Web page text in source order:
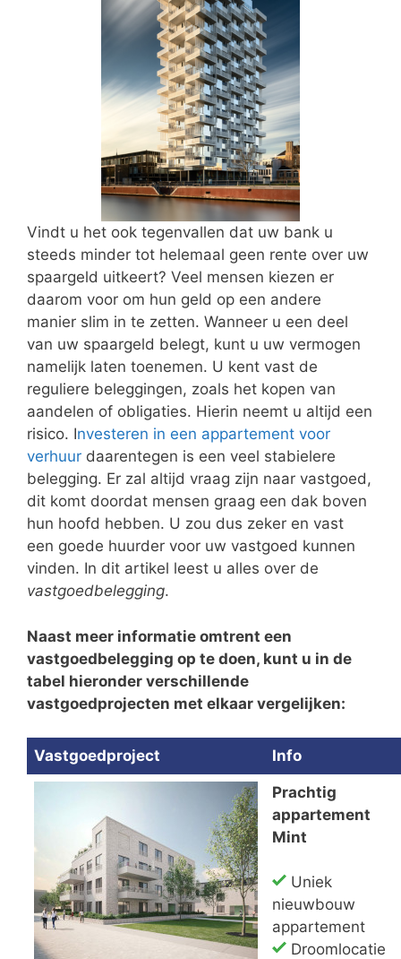
Vindt u het ook tegenvallen dat uw bank u
steeds minder tot helemaal geen rente over uw
spaargeld uitkeert? Veel mensen kiezen er
daarom voor om hun geld op een andere
manier slim in te zetten. Wanneer u een deel
van uw spaargeld belegt, kunt u uw vermogen
namelijk laten toenemen. U kent vast de
reguliere beleggingen, zoals het kopen van
aandelen of obligaties. Hierin neemt u altijd een
risico. Investeren in een appartement voor
verhuur daarentegen is een veel stabielere
belegging. Er zal altijd vraag zijn naar vastgoed,
dit komt doordat mensen graag een dak boven
hun hoofd hebben. U zou dus zeker en vast
een goede huurder voor uw vastgoed kunnen
vinden. In dit artikel leest u alles over de
vastgoedbelegging.
Naast meer informatie omtrent een
vastgoedbelegging op te doen, kunt u in de
tabel hieronder verschillende
vastgoedprojecten met elkaar vergelijken:
Vastgoedproject Info
Prachtig
appartement
Mint
Uniek
nieuwbouw
appartement
Droomlocatie